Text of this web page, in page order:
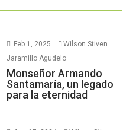
Feb 1, 2025
Wilson Stiven
Jaramillo Agudelo
Monseñor Armando
Santamaría, un legado
para la eternidad